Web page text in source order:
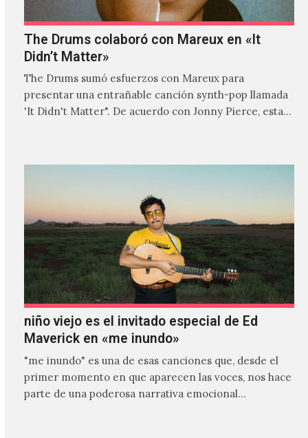
The Drums colaboró con Mareux en «It
Didn’t Matter»
The Drums sumó esfuerzos con Mareux para
presentar una entrañable canción synth-pop llamada
'It Didn't Matter". De acuerdo con Jonny Pierce, esta
niño viejo es el invitado especial de Ed
Maverick en «me inundo»
"me inundo" es una de esas canciones que, desde el
primer momento en que aparecen las voces, nos hace
parte de una poderosa narrativa emocional…